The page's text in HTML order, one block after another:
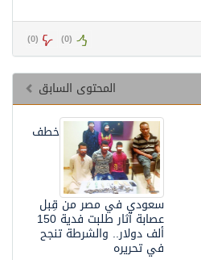
(
0
) (
0
)
المحتوى السابق
خطف
سعودي في مصر من قِبل
عصابة آثار طلبت فدية 150
ألف دولار.. والشرطة تنجح
في تحريره